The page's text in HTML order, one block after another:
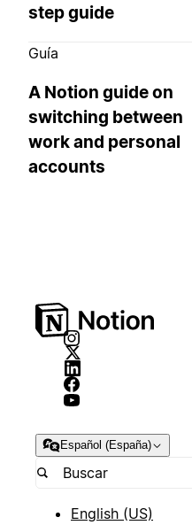
step guide
Guía
A Notion guide on
switching between
work and personal
accounts
Español (España)
English (US)